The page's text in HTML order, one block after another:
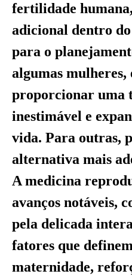
fertilidade
adicional dentro do
para o
algumas mulheres,
proporcionar uma
inestimável e
vida. Para outras,
alternativa mais
A medicina
avanços notáveis,
pela delicada
fatores que
maternidade,